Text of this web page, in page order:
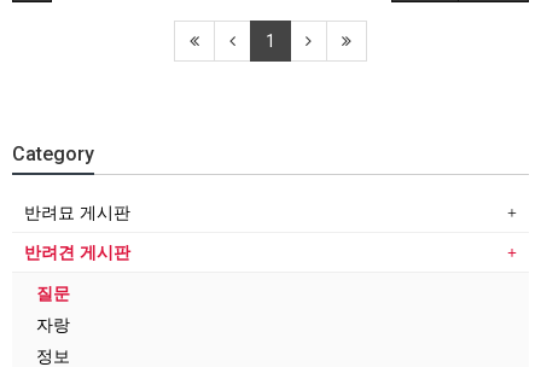
1
Category
반려묘 게시판
반려견 게시판
질문
자랑
정보